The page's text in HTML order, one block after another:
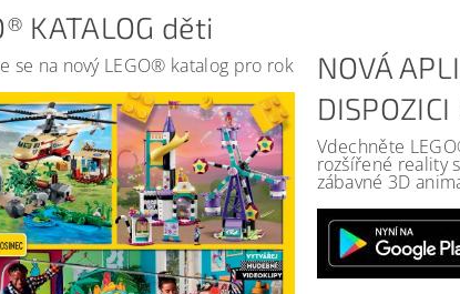
KATALOG děti
se na nový LEGO® katalog pro rok
NOVÁ
Vdechněte
rozšířené reality
zábavné 3D